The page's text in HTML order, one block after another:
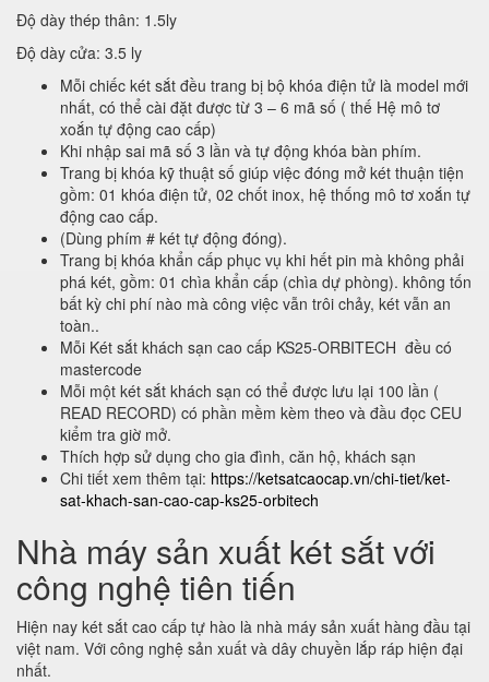
Độ dày thép thân: 1.5ly
Độ dày cửa: 3.5 ly
Mỗi chiếc két sắt đều trang bị bộ khóa điện tử là model mới
nhất, có thể cài đặt được từ 3 – 6 mã số ( thế Hệ mô tơ
xoắn tự động cao cấp)
Khi nhập sai mã số 3 lần và tự động khóa bàn phím.
Trang bị khóa kỹ thuật số giúp việc đóng mở két thuận tiện
gồm: 01 khóa điện tử, 02 chốt inox, hệ thống mô tơ xoắn tự
động cao cấp.
(Dùng phím # két tự động đóng).
Trang bị khóa khẩn cấp phục vụ khi hết pin mà không phải
phá két, gồm: 01 chìa khẩn cấp (chìa dự phòng). không tốn
bất kỳ chi phí nào mà công việc vẫn trôi chảy, két vẫn an
toàn..
Mỗi Két sắt khách sạn cao cấp KS25-ORBITECH đều có
mastercode
Mỗi một két sắt khách sạn có thể được lưu lại 100 lần (
READ RECORD) có phần mềm kèm theo và đầu đọc CEU
kiểm tra giờ mở.
Thích hợp sử dụng cho gia đình, căn hộ, khách sạn
Chi tiết xem thêm tại: https://ketsatcaocap.vn/chi-tiet/ket-
sat-khach-san-cao-cap-ks25-orbitech
Nhà máy sản xuất két sắt với
công nghệ tiên tiến
Hiện nay két sắt cao cấp tự hào là nhà máy sản xuất hàng đầu tại
việt nam. Với công nghệ sản xuất và dây chuyền lắp ráp hiện đại
nhất.